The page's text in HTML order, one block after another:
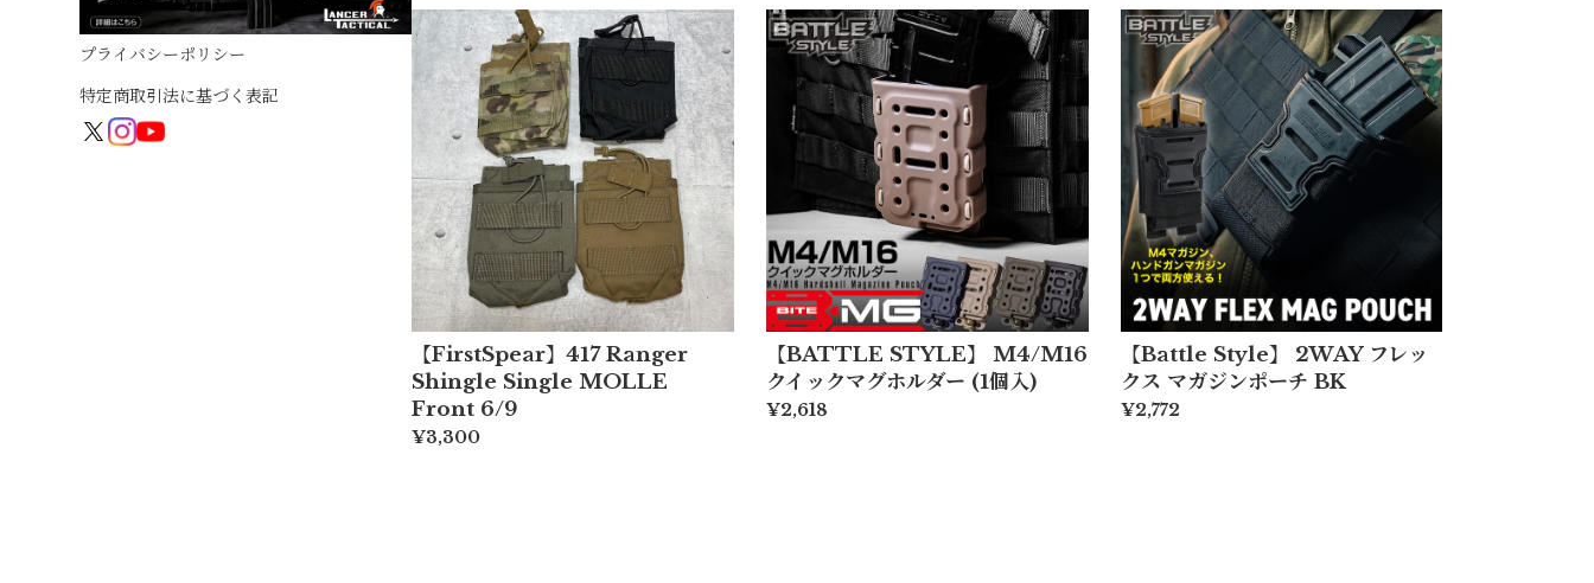
プライバシーポリシー
特定商取引法に基づく表記
【FirstSpear】417 Ranger
Shingle Single MOLLE
Front 6/9
¥3,300
【BATTLE STYLE】 M4/M16
クイックマグホルダー (1個入)
¥2,618
【Battle Style】 2WAY フレッ
クス マガジンポーチ BK
¥2,772